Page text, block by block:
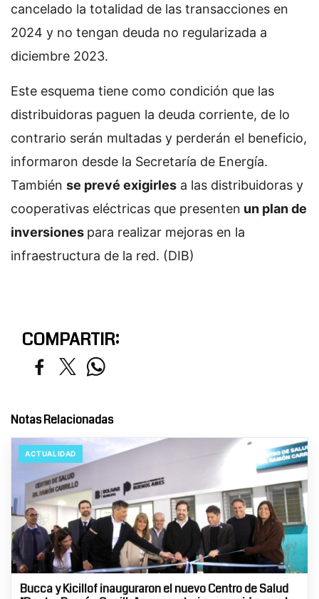
cancelado la totalidad de las transacciones en
2024 y no tengan deuda no regularizada a
diciembre 2023.
Este esquema tiene como condición que las
distribuidoras paguen la deuda corriente, de lo
contrario serán multadas y perderán el beneficio,
informaron desde la Secretaría de Energía.
También se prevé exigirles a las distribuidoras y
cooperativas eléctricas que presenten un plan de
inversiones para realizar mejoras en la
infraestructura de la red. (DIB)
COMPARTIR:
Notas Relacionadas
ACTUALIDAD
Bucca y Kicillof inauguraron el nuevo Centro de Salud